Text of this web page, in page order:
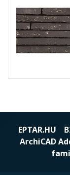
EPTAR.HU
ArchiCAD